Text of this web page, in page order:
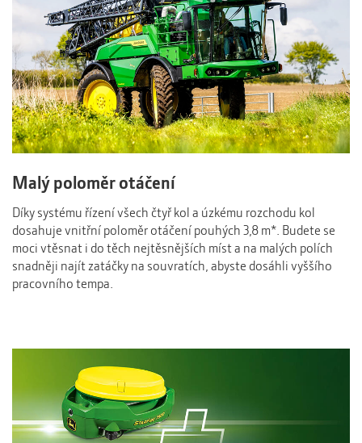
Malý poloměr otáčení
Díky systému řízení všech čtyř kol a úzkému rozchodu kol
dosahuje vnitřní poloměr otáčení pouhých 3,8 m*. Budete se
moci vtěsnat i do těch nejtěsnějších míst a na malých polích
snadněji najít zatáčky na souvratích, abyste dosáhli vyššího
pracovního tempa.